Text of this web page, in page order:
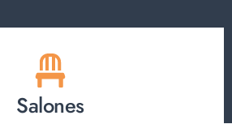
Salones